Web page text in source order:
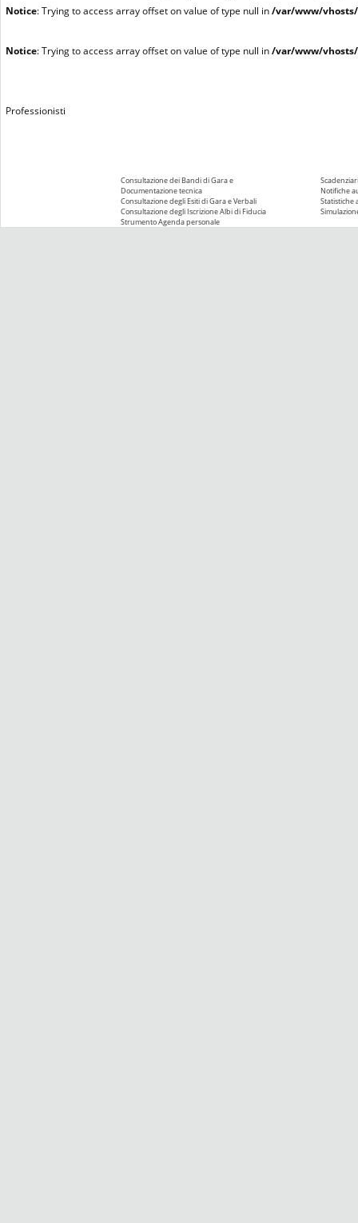
Notice: Trying to access array offset on value of type null in/var/www/
Notice: Trying to access array offset on value of type null in/var/www/
Professionisti
Consultazione dei Bandi di Gara e
Documentazione tecnica
Consultazione degli Esiti di Gara e Verbali
Consultazione degli Iscrizione Albi di Fiducia
Strumento Agenda personale
Notifiche
Statistiche